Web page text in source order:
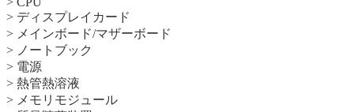
> ディスプレイカード
> メインボード/マザーボード
> ノートブック
> 電源
> 熱管熱溶液
> メモリモジュール